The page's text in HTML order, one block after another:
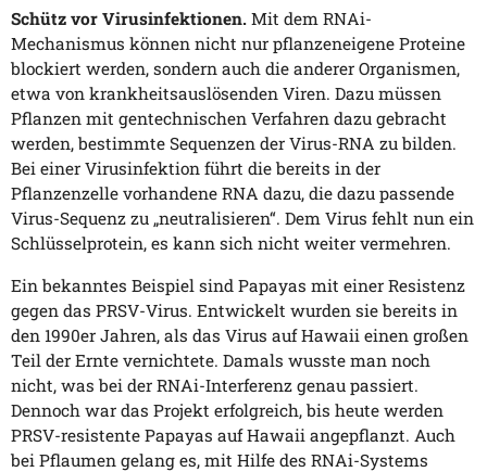
Schütz vor Virusinfektionen. Mit dem RNAi-
Mechanismus können nicht nur pflanzeneigene Proteine
blockiert werden, sondern auch die anderer Organismen,
etwa von krankheitsauslösenden Viren. Dazu müssen
Pflanzen mit gentechnischen Verfahren dazu gebracht
werden, bestimmte Sequenzen der Virus-RNA zu bilden.
Bei einer Virusinfektion führt die bereits in der
Pflanzenzelle vorhandene RNA dazu, die dazu passende
Virus-Sequenz zu „neutralisieren“. Dem Virus fehlt nun ein
Schlüsselprotein, es kann sich nicht weiter vermehren.
Ein bekanntes Beispiel sind Papayas mit einer Resistenz
gegen das PRSV-Virus. Entwickelt wurden sie bereits in
den 1990er Jahren, als das Virus auf Hawaii einen großen
Teil der Ernte vernichtete. Damals wusste man noch
nicht, was bei der RNAi-Interferenz genau passiert.
Dennoch war das Projekt erfolgreich, bis heute werden
PRSV-resistente Papayas auf Hawaii angepflanzt. Auch
bei Pflaumen gelang es, mit Hilfe des RNAi-Systems